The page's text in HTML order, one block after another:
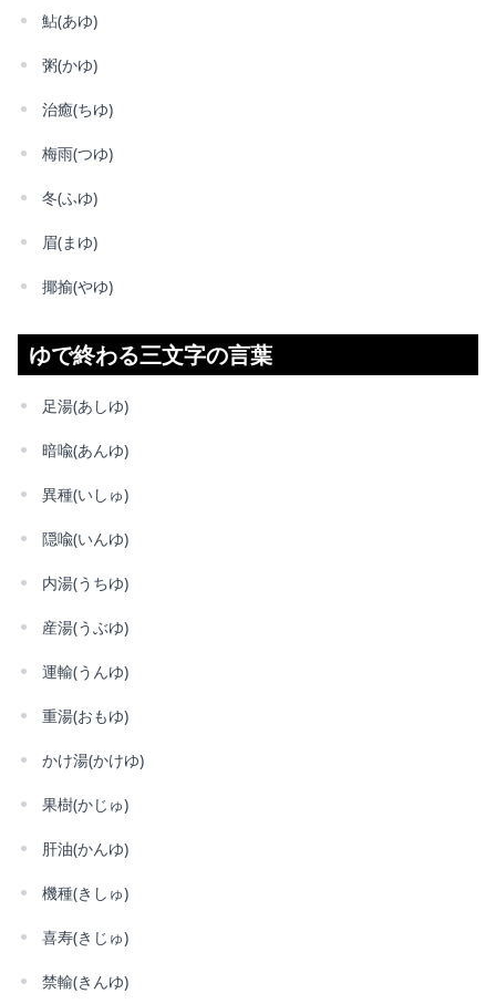
鮎(あゆ)
粥(かゆ)
治癒(ちゆ)
梅雨(つゆ)
冬(ふゆ)
眉(まゆ)
揶揄(やゆ)
ゆで終わる三文字の言葉
足湯(あしゆ)
暗喩(あんゆ)
異種(いしゅ)
隠喩(いんゆ)
内湯(うちゆ)
産湯(うぶゆ)
運輸(うんゆ)
重湯(おもゆ)
かけ湯(かけゆ)
果樹(かじゅ)
肝油(かんゆ)
機種(きしゅ)
喜寿(きじゅ)
禁輸(きんゆ)